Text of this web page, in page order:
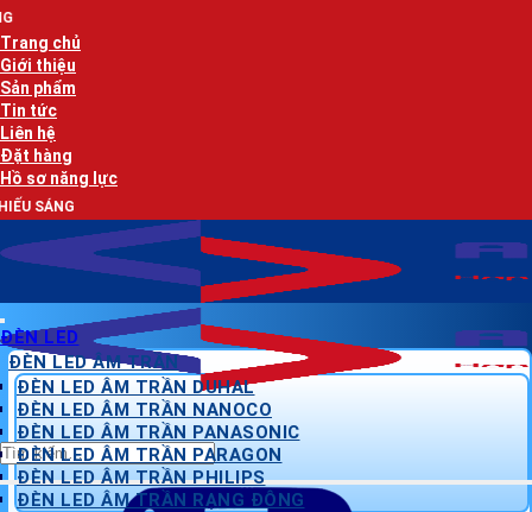
Bỏ
qua
nội
dung
Trang chủ
Giới thiệu
Sản phẩm
Tin tức
Liên hệ
Đặt hàng
Hồ sơ năng lực
Tìm
kiếm:
ĐÈN LED
ĐÈN LED ÂM TRẦN
ĐÈN LED ÂM TRẦN DUHAL
ĐÈN LED ÂM TRẦN NANOCO
ĐÈN LED ÂM TRẦN PANASONIC
ĐÈN LED ÂM TRẦN PARAGON
ĐÈN LED ÂM TRẦN PHILIPS
ĐÈN LED ÂM TRẦN RẠNG ĐÔNG